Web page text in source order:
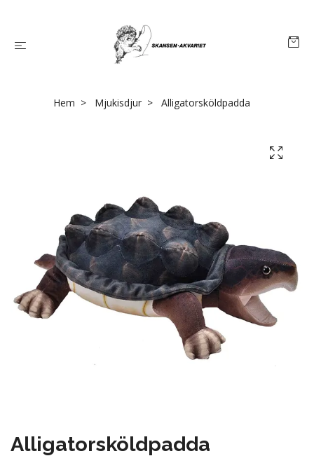
Hem Mjukisdjur Alligatorsköldpadda
Alligatorsköldpadda